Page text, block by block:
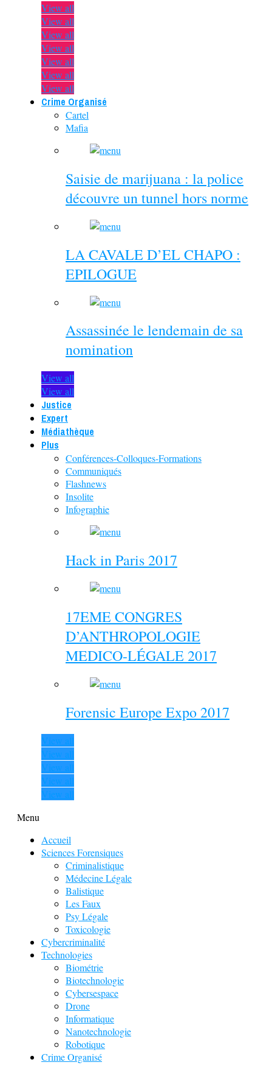
View all
View all
View all
View all
View all
View all
View all
Crime Organisé
Cartel
Mafia
Saisie de marijuana : la police
découvre un tunnel hors norme
LA CAVALE D’EL CHAPO :
EPILOGUE
Assassinée le lendemain de sa
nomination
View all
View all
Justice
Expert
Médiathèque
Plus
Conférences-Colloques-Formations
Communiqués
Flashnews
Insolite
Infographie
Hack in Paris 2017
17EME CONGRES
D’ANTHROPOLOGIE
MEDICO-LÉGALE 2017
Forensic Europe Expo 2017
View all
View all
View all
View all
View all
Menu
Accueil
Sciences Forensiques
Criminalistique
Médecine Légale
Balistique
Les Faux
Psy Légale
Toxicologie
Cybercriminalité
Technologies
Biométrie
Biotechnologie
Cybersespace
Drone
Informatique
Nanotechnologie
Robotique
Crime Organisé